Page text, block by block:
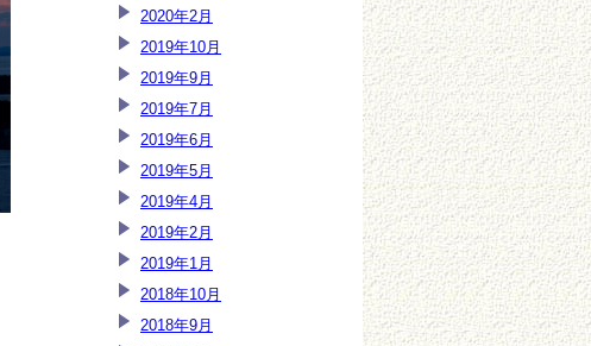
2020年2月
2019年10月
2019年9月
2019年7月
2019年6月
2019年5月
2019年4月
2019年2月
2019年1月
2018年10月
2018年9月